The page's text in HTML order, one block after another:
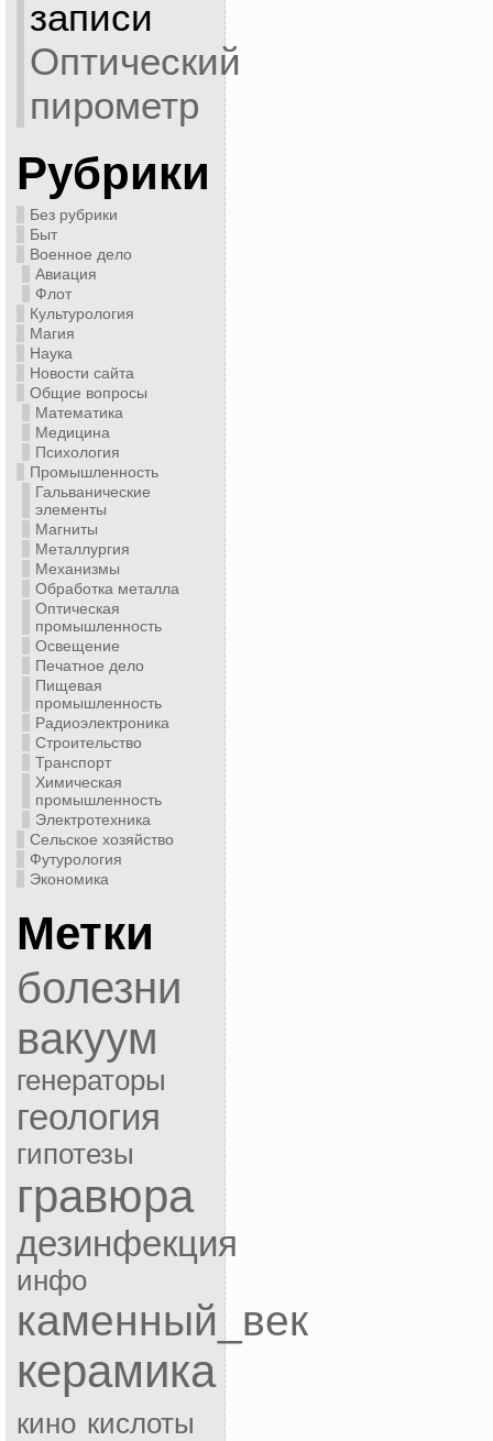
записи
Оптический
пирометр
Рубрики
Без рубрики
Быт
Военное дело
Авиация
Флот
Культурология
Магия
Наука
Новости сайта
Общие вопросы
Математика
Медицина
Психология
Промышленность
Гальванические
элементы
Магниты
Металлургия
Механизмы
Обработка металла
Оптическая
промышленность
Освещение
Печатное дело
Пищевая
промышленность
Радиоэлектроника
Строительство
Транспорт
Химическая
промышленность
Электротехника
Сельское хозяйство
Футурология
Экономика
Метки
болезни
вакуум
генераторы
геология
гипотезы
гравюра
дезинфекция
инфо
каменный_век
керамика
кино кислоты